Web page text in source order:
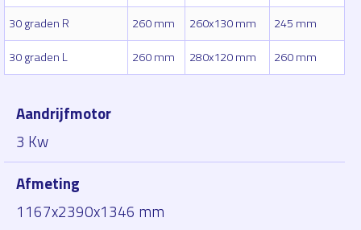
30 graden R
260 mm 260x130 mm
245 mm
30 graden L
260 mm 280x120 mm 260 mm
Aandrijfmotor
3 Kw
Afmeting
1167x2390x1346 mm